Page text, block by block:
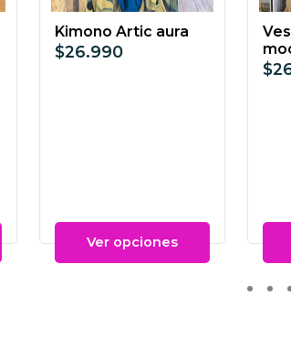
Kimono Artic aura
$26.990
Ver opciones